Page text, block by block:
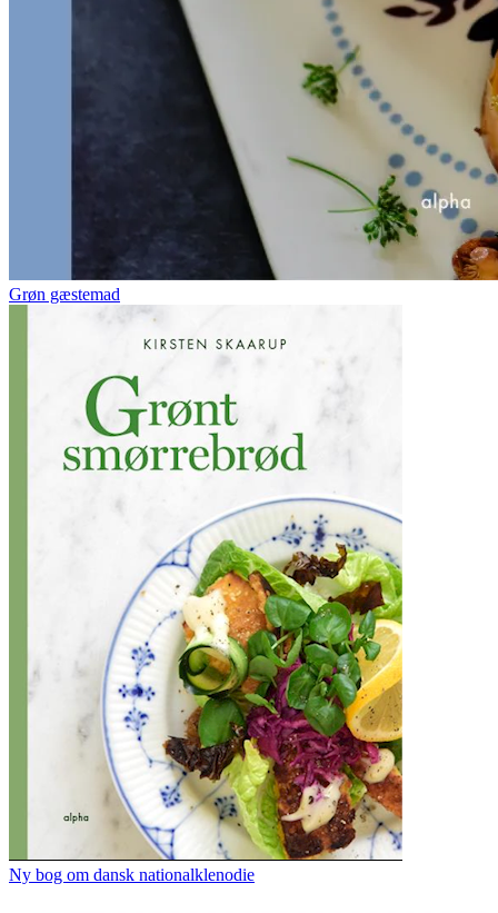
Grøn gæstemad
Ny bog om dansk nationalklenodie